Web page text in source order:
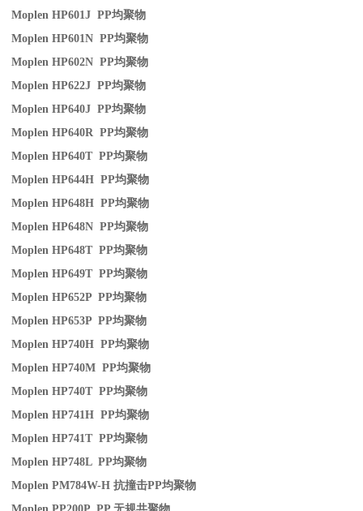
Moplen HP601J PP均聚物
Moplen HP601N PP均聚物
Moplen HP602N PP均聚物
Moplen HP622J PP均聚物
Moplen HP640J PP均聚物
Moplen HP640R PP均聚物
Moplen HP640T PP均聚物
Moplen HP644H PP均聚物
Moplen HP648H PP均聚物
Moplen HP648N PP均聚物
Moplen HP648T PP均聚物
Moplen HP649T PP均聚物
Moplen HP652P PP均聚物
Moplen HP653P PP均聚物
Moplen HP740H PP均聚物
Moplen HP740M PP均聚物
Moplen HP740T PP均聚物
Moplen HP741H PP均聚物
Moplen HP741T PP均聚物
Moplen HP748L PP均聚物
Moplen PM784W-H抗撞击PP均聚物